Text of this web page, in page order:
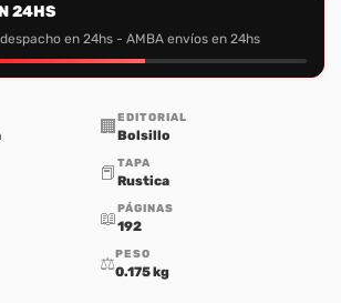
24HS
en 24hs - AMBA envíos en 24hs
🏢 EDITORIAL
Bolsillo
📕 TAPA
Rustica
📖PÁGINAS
192
⚖️PESO
0.175 kg